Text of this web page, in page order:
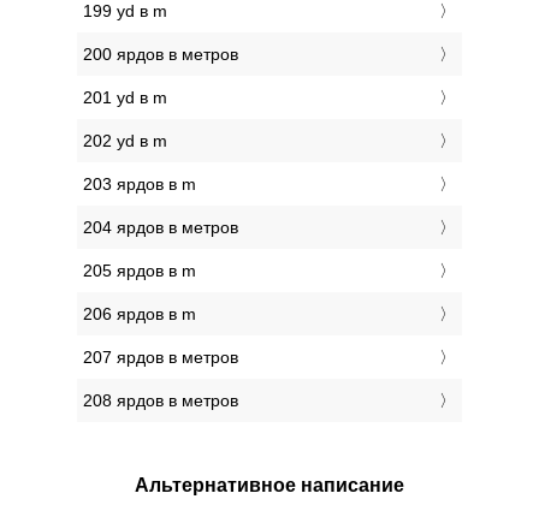
199 yd в m
200 ярдов в метров
201 yd в m
202 yd в m
203 ярдов в m
204 ярдов в метров
205 ярдов в m
206 ярдов в m
207 ярдов в метров
208 ярдов в метров
Альтернативное написание